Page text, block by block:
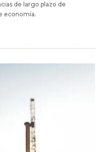
de largo plazo de
economía.